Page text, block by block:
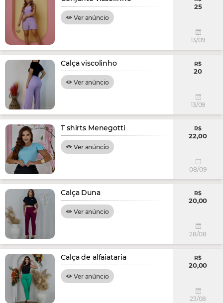
Ver anúncio
25
13/09
Calça viscolinho
Ver anúncio
R$
20
13/09
T shirts Menegotti
Ver anúncio
R$
22,00
08/09
Calça Duna
Ver anúncio
R$
20,00
28/08
Calça de alfaiataria
Ver anúncio
R$
20,00
23/08